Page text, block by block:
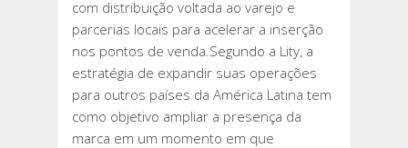
com distribuição voltada ao varejo e
parcerias locais para acelerar a inserção
nos pontos de venda.Segundo a Lity, a
estratégia de expandir suas operações
para outros países da América Latina tem
como objetivo ampliar a presença da
marca em um momento em que